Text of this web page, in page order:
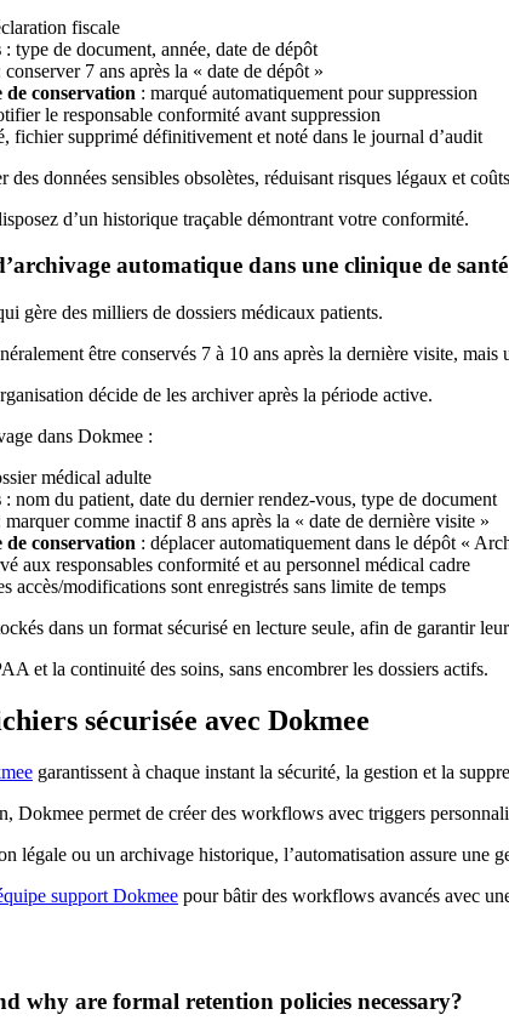
fiscale
: type de document, année, date de dépôt
conserver 7 ans après la « date de dépôt »
conservation : marqué automatiquement pour suppression
le responsable conformité avant suppression
fichier supprimé définitivement et noté dans le journal d’audit
données sensibles obsolètes, réduisant risques légaux et
d’un historique traçable démontrant votre conformité.
automatique dans une clinique de santé
gère des milliers de dossiers médicaux patients.
être conservés 7 à 10 ans après la dernière visite, mais
décide de les archiver après la période active.
dans Dokmee :
médical adulte
: nom du patient, date du dernier rendez-vous, type de document
marquer comme inactif 8 ans après la « date de dernière visite »
conservation : déplacer automatiquement dans le dépôt «
aux responsables conformité et au personnel médical cadre
accès/modifications sont enregistrés sans limite de temps
dans un format sécurisé en lecture seule, afin de garantir
et la continuité des soins, sans encombrer les dossiers actifs.
sécurisée avec Dokmee
garantissent à chaque instant la sécurité, la gestion et la
Dokmee permet de créer des workflows avec triggers
légale ou un archivage historique, l’automatisation assure une
support Dokmee pour bâtir des workflows avancés avec
why are formal retention policies necessary?